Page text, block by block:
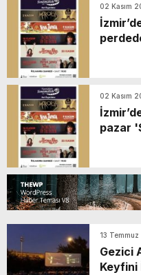
02 Kasım
02 Kasım
pazar
13
Gezici
Keyfini